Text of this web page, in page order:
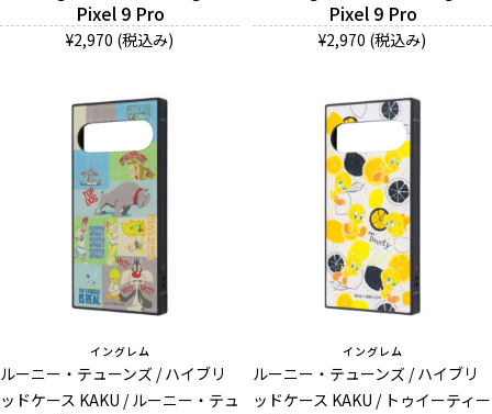
Pixel 9 Pro
¥2,970 (税込み)
Pixel 9 Pro
¥2,970 (税込み)
イングレム
ルーニー・テューンズ / ハイブリ
ッドケース KAKU / ルーニー・テュ
イングレム
ルーニー・テューンズ / ハイブリ
ッドケース KAKU / トゥイーティー